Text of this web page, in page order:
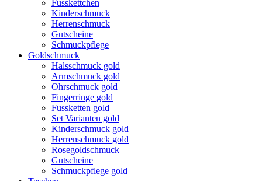
Fusskettchen
Kinderschmuck
Herrenschmuck
Gutscheine
Schmuckpflege
Goldschmuck
Halsschmuck gold
Armschmuck gold
Ohrschmuck gold
Fingerringe gold
Fussketten gold
Set Varianten gold
Kinderschmuck gold
Herrenschmuck gold
Rosegoldschmuck
Gutscheine
Schmuckpflege gold